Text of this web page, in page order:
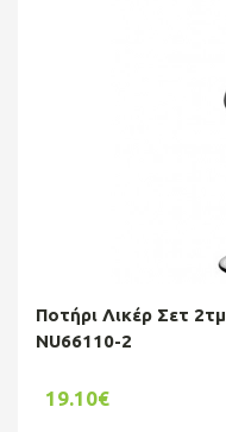
Ποτήρι Λικέρ Σετ
NU66110-2
19.10€